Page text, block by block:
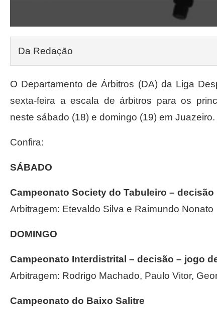
Da Redação
O Departamento de Árbitros (DA) da Liga
sexta-feira a escala de árbitros para os
neste sábado (18) e domingo (19) em Juazeiro.
Confira:
SÁBADO
Campeonato Society do Tabuleiro – decisão
Arbitragem: Etevaldo Silva e Raimundo Nonato
DOMINGO
Campeonato Interdistrital – decisão – jogo
Arbitragem: Rodrigo Machado, Paulo Vitor,
Campeonato do Baixo Salitre